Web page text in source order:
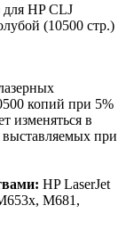
HP CLJ
(10500 стр.)
копий при 5%
изменяться в
выставляемых при
HP LaserJet
M681,